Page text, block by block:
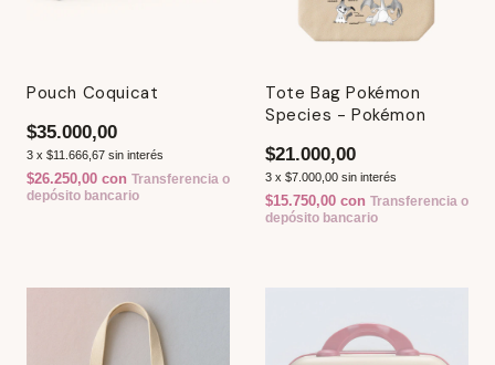
Pouch Coquicat
$35.000,00
3 x $11.666,67 sin interés
$26.250,00 con Transferencia o
depósito bancario
Tote Bag Pokémon
Species - Pokémon
$21.000,00
3 x $7.000,00 sin interés
$15.750,00 con Transferencia o
depósito bancario